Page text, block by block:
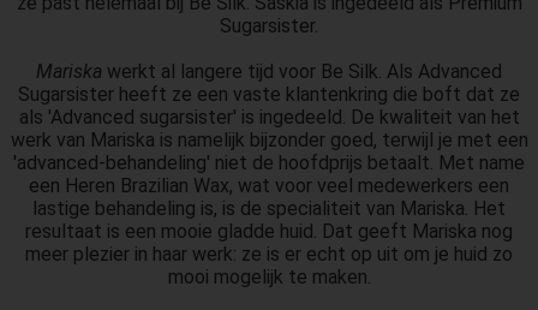
Sugarsister.
Mariska werkt al langere tijd voor Be Silk. Als Advanced
Sugarsister heeft ze een vaste klantenkring die boft dat ze
als 'Advanced sugarsister' is ingedeeld. De kwaliteit van het
werk van Mariska is namelijk bijzonder goed, terwijl je met een
'advanced-behandeling' niet de hoofdprijs betaalt. Met name
een Heren Brazilian Wax, wat voor veel medewerkers een
lastige behandeling is, is de specialiteit van Mariska. Het
resultaat is een mooie gladde huid. Dat geeft Mariska nog
meer plezier in haar werk: ze is er echt op uit om je huid zo
mooi mogelijk te maken.